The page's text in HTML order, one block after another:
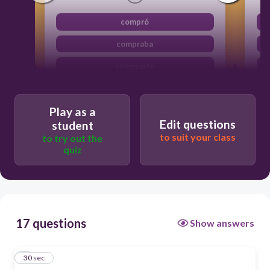
compró
compraba
Play as a
student
to try out the
quiz
Edit questions
to suit your class
17 questions Show answers
1
30 sec